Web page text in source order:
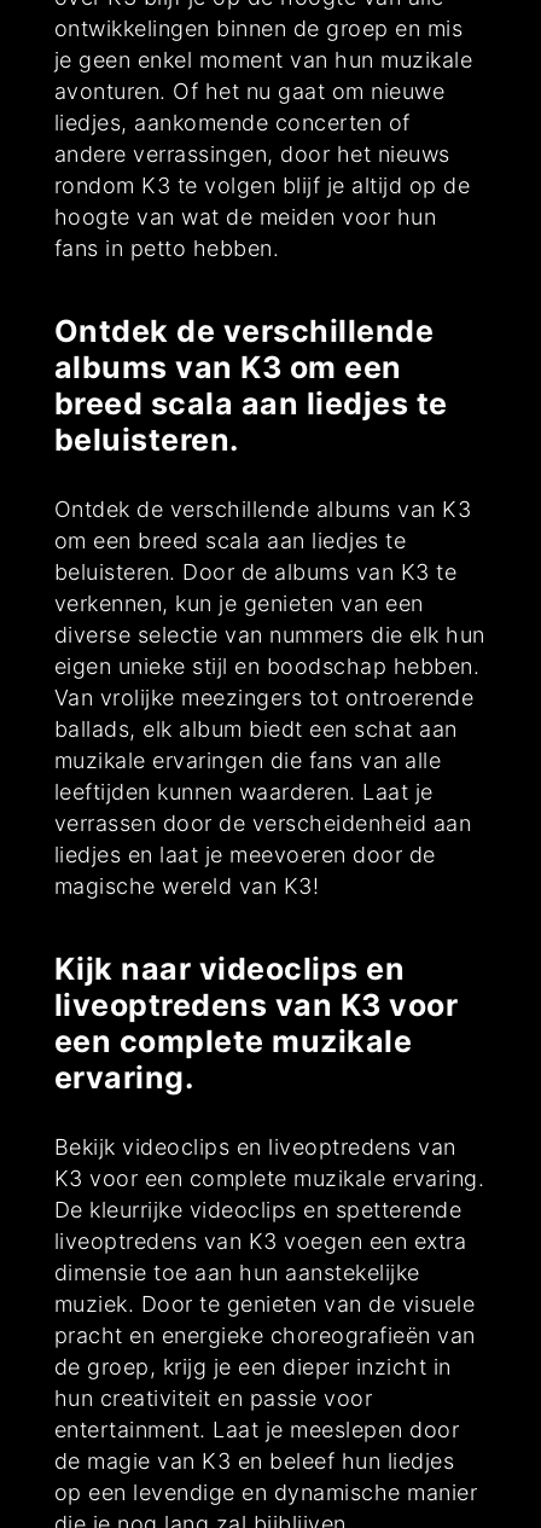
ontwikkelingen binnen de groep en mis
je geen enkel moment van hun muzikale
avonturen. Of het nu gaat om nieuwe
liedjes, aankomende concerten of
andere verrassingen, door het nieuws
rondom K3 te volgen blijf je altijd op de
hoogte van wat de meiden voor hun
fans in petto hebben.
Ontdek de verschillende
albums van K3 om een
breed scala aan liedjes te
beluisteren.
Ontdek de verschillende albums van K3
om een breed scala aan liedjes te
beluisteren. Door de albums van K3 te
verkennen, kun je genieten van een
diverse selectie van nummers die elk hun
eigen unieke stijl en boodschap hebben.
Van vrolijke meezingers tot ontroerende
ballads, elk album biedt een schat aan
muzikale ervaringen die fans van alle
leeftijden kunnen waarderen. Laat je
verrassen door de verscheidenheid aan
liedjes en laat je meevoeren door de
magische wereld van K3!
Kijk naar videoclips en
liveoptredens van K3 voor
een complete muzikale
ervaring.
Bekijk videoclips en liveoptredens van
K3 voor een complete muzikale ervaring.
De kleurrijke videoclips en spetterende
liveoptredens van K3 voegen een extra
dimensie toe aan hun aanstekelijke
muziek. Door te genieten van de visuele
pracht en energieke choreografieën van
de groep, krijg je een dieper inzicht in
hun creativiteit en passie voor
entertainment. Laat je meeslepen door
de magie van K3 en beleef hun liedjes
op een levendige en dynamische manier